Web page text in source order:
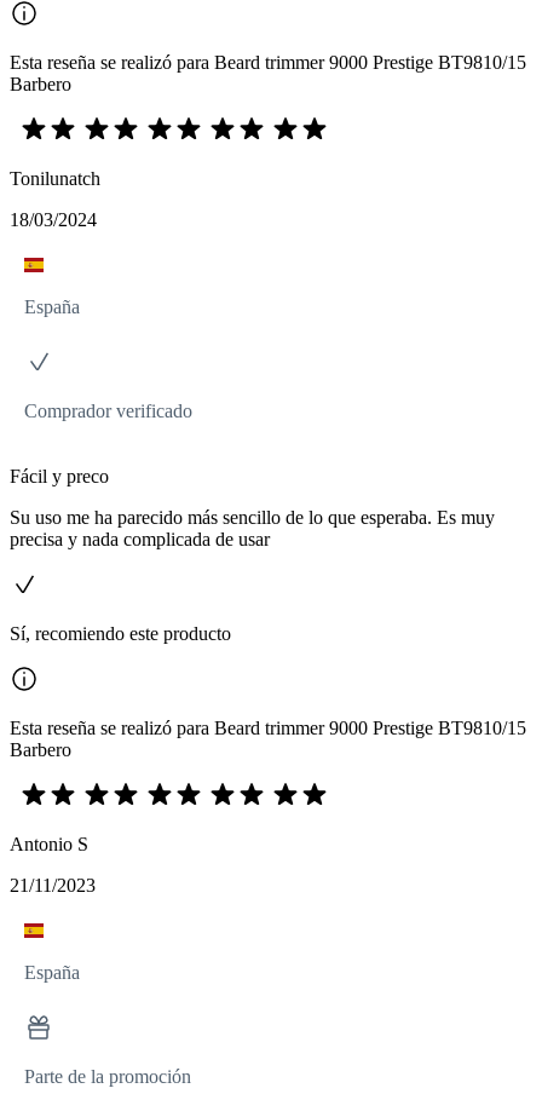
Esta reseña se realizó para Beard trimmer 9000 Prestige BT9810/15
Barbero
Tonilunatch
18/03/2024
España
Comprador verificado
Fácil y preco
Su uso me ha parecido más sencillo de lo que esperaba. Es muy
precisa y nada complicada de usar
Sí, recomiendo este producto
Esta reseña se realizó para Beard trimmer 9000 Prestige BT9810/15
Barbero
Antonio S
21/11/2023
España
Parte de la promoción